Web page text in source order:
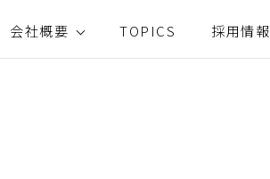
会社概要 TOPICS 採用情報